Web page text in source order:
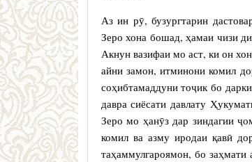
Аз ин рӯ, бузургтарин
Зеро хона бошад, ҳамаи чизи
Акнун вазифаи мо аст, ки он
айни замон, итминони комил
соҳибтамаддуни тоҷик бо
давра сиёсати давлату
Зеро мо ҳанӯз дар зиндагии
комил ва азму иродаи қавӣ
таҳаммулгароямон, бо